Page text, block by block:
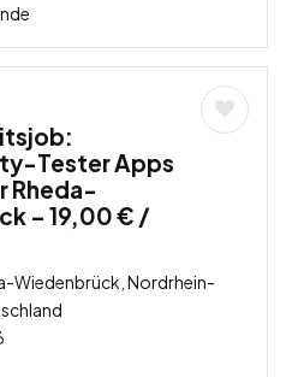
Tester Apps
Rheda-
– 19,00 € /
Wiedenbrück, Nordrhein-